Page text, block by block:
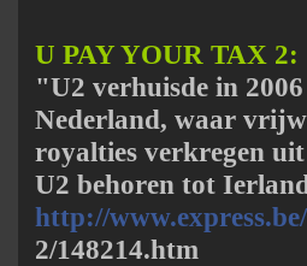
U PAY YOUR TAX 2:
"U2 verhuisde in
Nederland, waar
royalties verkregen
U2 behoren tot
http://
2/148214.htm